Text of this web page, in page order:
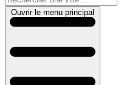
Ouvrir le menu principal